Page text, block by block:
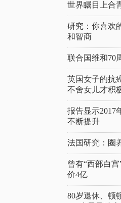
世界瞩目上合
研究：你喜欢
和智商
联合国维和70
英国女子的抗
不舍女儿才积
报告显示2017
不断提升
法国研究：圈
曾有“西部白
价4亿
80岁退休、顿